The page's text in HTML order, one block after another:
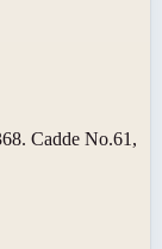
Cadde No.61,